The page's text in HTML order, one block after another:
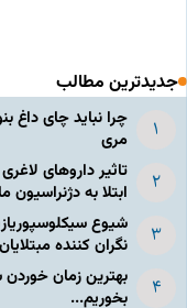
جدیدترین مطالب
چرا نباید چای داغ
مری
ابتلا به دژنراسیون
شیوع
نگران کننده مبتلایان
بهترین زمان
بخوریم...